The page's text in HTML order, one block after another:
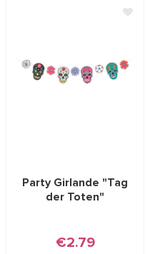
Party Girlande "Tag
der Toten"
€2.79